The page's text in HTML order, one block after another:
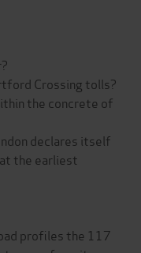
Crossing tolls?
the concrete of
declares itself
the earliest
profiles the 117